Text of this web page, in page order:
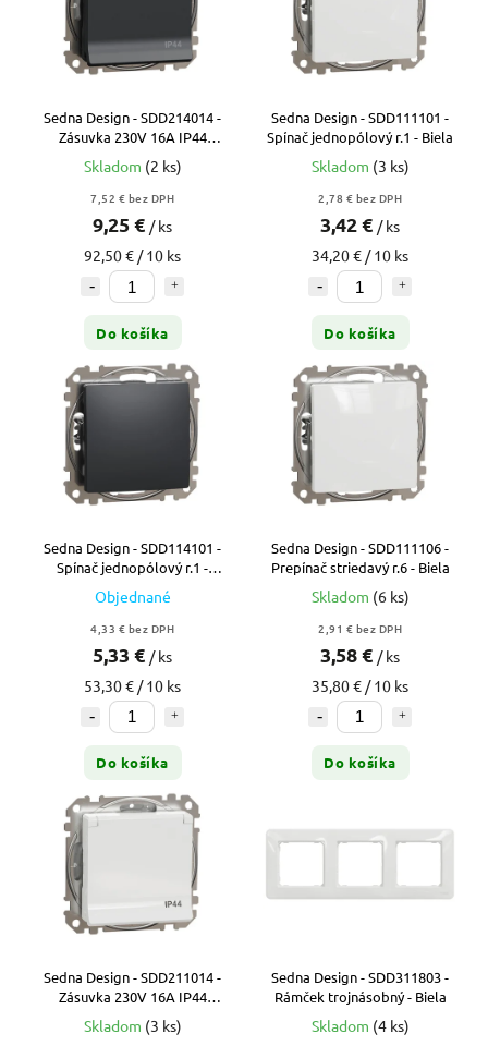
Sedna Design - SDD214014 -
Zásuvka 230V 16A IP44
bezskrutková - Antracit
Skladom (2 ks)
7,52 € bez DPH
9,25 € / ks
92,50 € / 10 ks
Do košíka
Sedna Design - SDD111101 -
Spínač jednopólový r.1 - Biela
Skladom (3 ks)
2,78 € bez DPH
3,42 € / ks
34,20 € / 10 ks
Do košíka
Sedna Design - SDD114101 -
Spínač jednopólový r.1 -
Antracit
Objednané
4,33 € bez DPH
5,33 € / ks
53,30 € / 10 ks
Do košíka
Sedna Design - SDD111106 -
Prepínač striedavý r.6 - Biela
Skladom (6 ks)
2,91 € bez DPH
3,58 € / ks
35,80 € / 10 ks
Do košíka
Sedna Design - SDD211014 -
Zásuvka 230V 16A IP44
bezskrutková - Biela
Skladom (3 ks)
Sedna Design - SDD311803 -
Rámček trojnásobný - Biela
Skladom (4 ks)